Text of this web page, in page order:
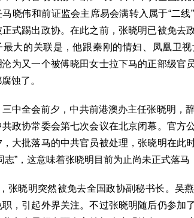
晓伟和前证监会主席易会满转入属于“二
式踢出政协。在此之前，张晓明已被免去
最大的关联是，他跟秦刚的情妇、凤凰卫
为又一个被傅晓田女士拉下马的正部级官
蚀了。
中全会前夕，中共前港澳办主任张晓明，
政协常委会第七次会议在北京闭幕。官方
大批落马的中共官员被处理，张晓明在此
志”，这意味着张晓明目前为止尚未正式落马
张晓明突然被免去全国政协副秘书长。吴
职，引起外界关注。不过张晓明随后仍参加